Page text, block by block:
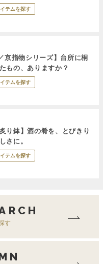
テムを探す
京指物シリーズ】台所に桐
もの、ありますか？
テムを探す
炙り鉢】酒の肴を、とびきり
さに。
テムを探す
す